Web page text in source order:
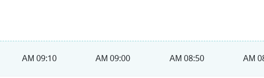
08:50 AM
09:00 AM
09:10 AM